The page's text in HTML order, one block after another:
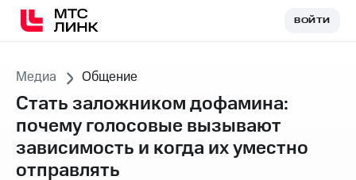
ВОЙТИВОЙТИ
Медиа Общение
Стать заложником дофамина:
почему голосовые вызывают
зависимость и когда их уместно
отправлять